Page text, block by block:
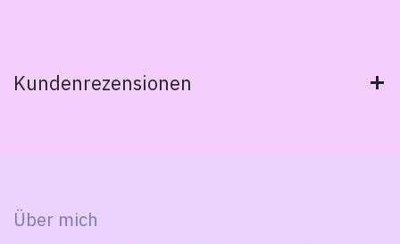
Kundenrezensionen
Über mich